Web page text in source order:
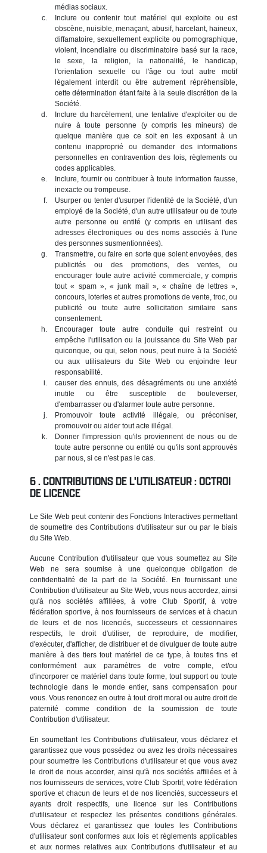
médias sociaux.
Inclure ou contenir tout matériel qui exploite ou est
obscène, nuisible, menaçant, abusif, harcelant, haineux,
diffamatoire, sexuellement explicite ou pornographique,
violent, incendiaire ou discriminatoire basé sur la race,
le sexe, la religion, la nationalité, le handicap,
l'orientation sexuelle ou l'âge ou tout autre motif
légalement interdit ou être autrement répréhensible,
cette détermination étant faite à la seule discrétion de la
Société.
Inclure du harcèlement, une tentative d'exploiter ou de
nuire à toute personne (y compris les mineurs) de
quelque manière que ce soit en les exposant à un
contenu inapproprié ou demander des informations
personnelles en contravention des lois, règlements ou
codes applicables.
Inclure, fournir ou contribuer à toute information fausse,
inexacte ou trompeuse.
Usurper ou tenter d'usurper l'identité de la Société, d'un
employé de la Société, d'un autre utilisateur ou de toute
autre personne ou entité (y compris en utilisant des
adresses électroniques ou des noms associés à l'une
des personnes susmentionnées).
Transmettre, ou faire en sorte que soient envoyées, des
publicités ou des promotions, des ventes, ou
encourager toute autre activité commerciale, y compris
tout « spam », « junk mail », « chaîne de lettres »,
concours, loteries et autres promotions de vente, troc, ou
publicité ou toute autre sollicitation similaire sans
consentement.
Encourager toute autre conduite qui restreint ou
empêche l'utilisation ou la jouissance du Site Web par
quiconque, ou qui, selon nous, peut nuire à la Société
ou aux utilisateurs du Site Web ou enjoindre leur
responsabilité.
causer des ennuis, des désagréments ou une anxiété
inutile ou être susceptible de bouleverser,
d'embarrasser ou d'alarmer toute autre personne.
Promouvoir toute activité illégale, ou préconiser,
promouvoir ou aider tout acte illégal.
Donner l'impression qu'ils proviennent de nous ou de
toute autre personne ou entité ou qu'ils sont approuvés
par nous, si ce n'est pas le cas.
CONTRIBUTIONS DE L'UTILISATEUR : OCTROI
DE LICENCE
Le Site Web peut contenir des Fonctions Interactives permettant
de soumettre des Contributions d'utilisateur sur ou par le biais
du Site Web.
Aucune Contribution d'utilisateur que vous soumettez au Site
Web ne sera soumise à une quelconque obligation de
confidentialité de la part de la Société. En fournissant une
Contribution d'utilisateur au Site Web, vous nous accordez, ainsi
qu'à nos sociétés affiliées, à votre Club Sportif, à votre
fédération sportive, à nos fournisseurs de services et à chacun
de leurs et de nos licenciés, successeurs et cessionnaires
respectifs, le droit d'utiliser, de reproduire, de modifier,
d'exécuter, d'afficher, de distribuer et de divulguer de toute autre
manière à des tiers tout matériel de ce type, à toutes fins et
conformément aux paramètres de votre compte, et/ou
d'incorporer ce matériel dans toute forme, tout support ou toute
technologie dans le monde entier, sans compensation pour
vous. Vous renoncez en outre à tout droit moral ou autre droit de
paternité comme condition de la soumission de toute
Contribution d'utilisateur.
En soumettant les Contributions d'utilisateur, vous déclarez et
garantissez que vous possédez ou avez les droits nécessaires
pour soumettre les Contributions d'utilisateur et que vous avez
le droit de nous accorder, ainsi qu'à nos sociétés affiliées et à
nos fournisseurs de services, votre Club Sportif, votre fédération
sportive et chacun de leurs et de nos licenciés, successeurs et
ayants droit respectifs, une licence sur les Contributions
d'utilisateur et respectez les présentes conditions générales.
Vous déclarez et garantissez que toutes les Contributions
d'utilisateur sont conformes aux lois et règlements applicables
et aux normes relatives aux Contributions d'utilisateur et au